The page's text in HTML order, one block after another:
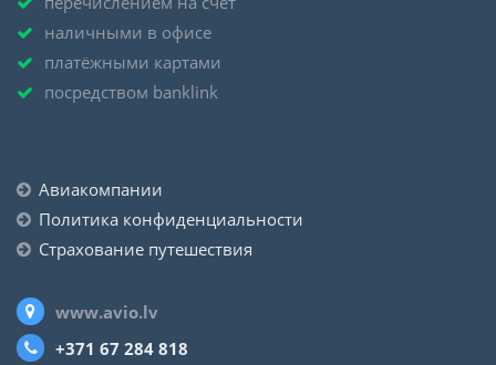
наличными в офисе
платёжными картами
посредством banklink
Авиакомпании
Политика конфиденциальности
Страхование путешествия
www.avio.lv
+371 67 284 818